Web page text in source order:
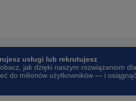
usługi lub rekrutujesz
jak dzięki naszym rozwiązaniom dla
do milionów użytkowników — i osiągnąć